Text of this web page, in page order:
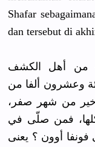
Shafar
dan tersebut di
– من أهل الكشف
وعشرون ألفا من
من شهر صفر،
فمن صلّى في
فونفا أوون ؟ يعنى